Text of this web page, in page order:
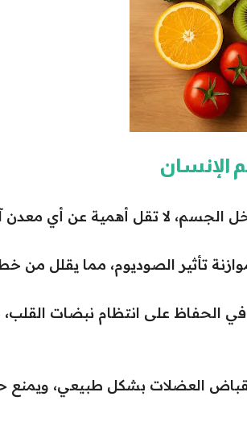
الإنسان
الجسم، لا تقل أهمية عن أي معدن
تأثير الصوديوم، مما يقلل من
الحفاظ على انتظام نبضات
العضلات بشكل طبيعي، ويمنع